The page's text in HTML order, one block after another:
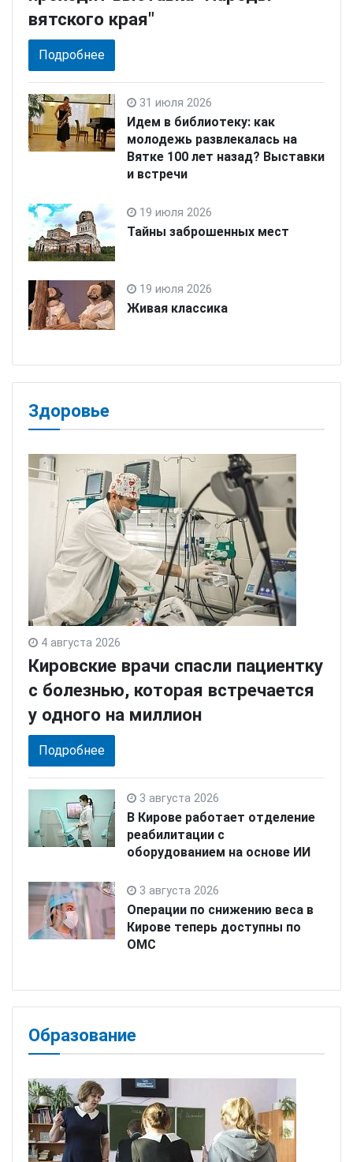
вятского края"
Подробнее
31 июля 2026
Идем в библиотеку: как
молодежь развлекалась на
Вятке 100 лет назад? Выставки
и встречи
19 июля 2026
Тайны заброшенных мест
19 июля 2026
Живая классика
Здоровье
4 августа 2026
Кировские врачи спасли пациентку
с болезнью, которая встречается
у одного на миллион
Подробнее
3 августа 2026
В Кирове работает отделение
реабилитации с
оборудованием на основе ИИ
3 августа 2026
Операции по снижению веса в
Кирове теперь доступны по
ОМС
Образование